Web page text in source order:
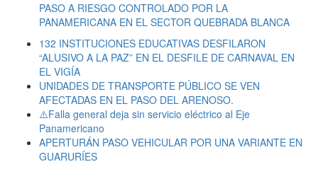
PASO A RIESGO CONTROLADO POR LA
PANAMERICANA EN EL SECTOR QUEBRADA BLANCA
132 INSTITUCIONES EDUCATIVAS DESFILARON
“ALUSIVO A LA PAZ” EN EL DESFILE DE CARNAVAL EN
EL VIGÍA
UNIDADES DE TRANSPORTE PÚBLICO SE VEN
AFECTADAS EN EL PASO DEL ARENOSO.
⚠️Falla general deja sin servicio eléctrico al Eje
Panamericano
APERTURÁN PASO VEHICULAR POR UNA VARIANTE EN
GUARURÍES